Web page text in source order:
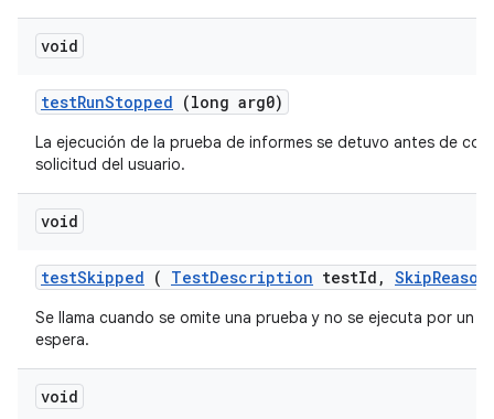
void
testRunStopped (long arg0)
La ejecución de la prueba de informes se detuvo antes de
solicitud del usuario.
void
testSkipped ( TestDescription testId , SkipReason
Se llama cuando se omite una prueba y no se ejecuta por un
espera.
void